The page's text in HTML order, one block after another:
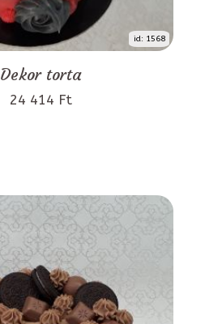
id: 1568
Dekor torta
24 414 Ft